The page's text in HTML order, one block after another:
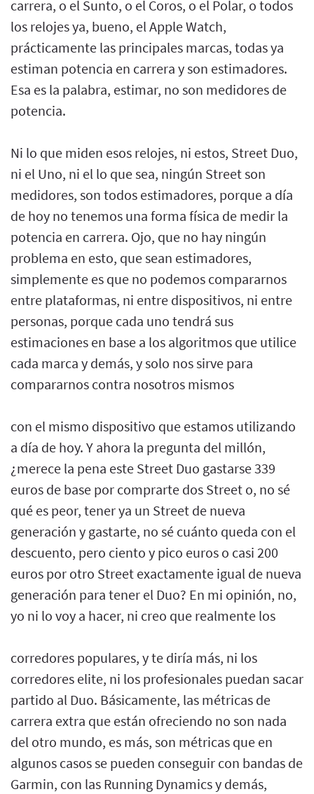
carrera, o el Sunto, o el Coros, o el Polar, o todos
los relojes ya, bueno, el Apple Watch,
prácticamente las principales marcas, todas ya
estiman potencia en carrera y son estimadores.
Esa es la palabra, estimar, no son medidores de
potencia.
Ni lo que miden esos relojes, ni estos, Street Duo,
ni el Uno, ni el lo que sea, ningún Street son
medidores, son todos estimadores, porque a día
de hoy no tenemos una forma física de medir la
potencia en carrera. Ojo, que no hay ningún
problema en esto, que sean estimadores,
simplemente es que no podemos compararnos
entre plataformas, ni entre dispositivos, ni entre
personas, porque cada uno tendrá sus
estimaciones en base a los algoritmos que utilice
cada marca y demás, y solo nos sirve para
compararnos contra nosotros mismos
con el mismo dispositivo que estamos utilizando
a día de hoy. Y ahora la pregunta del millón,
¿merece la pena este Street Duo gastarse 339
euros de base por comprarte dos Street o, no sé
qué es peor, tener ya un Street de nueva
generación y gastarte, no sé cuánto queda con el
descuento, pero ciento y pico euros o casi 200
euros por otro Street exactamente igual de nueva
generación para tener el Duo? En mi opinión, no,
yo ni lo voy a hacer, ni creo que realmente los
corredores populares, y te diría más, ni los
corredores elite, ni los profesionales puedan sacar
partido al Duo. Básicamente, las métricas de
carrera extra que están ofreciendo no son nada
del otro mundo, es más, son métricas que en
algunos casos se pueden conseguir con bandas de
Garmin, con las Running Dynamics y demás,